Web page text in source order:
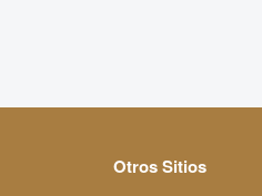
Otros Sitios